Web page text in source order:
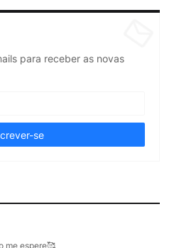
para receber as novas
me espere🥰